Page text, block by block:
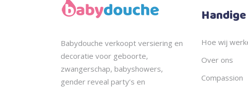
Babydouche verkoopt versiering en
decoratie voor geboorte,
zwangerschap, babyshowers,
gender reveal party’s en
Hoe wij
Over ons
Compassion